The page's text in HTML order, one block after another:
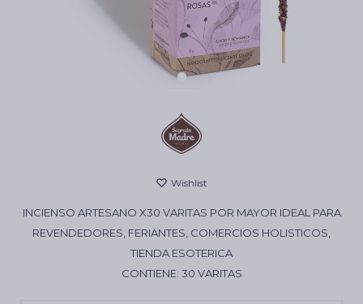
INCIENSO ARTESANO X30 VARITAS POR MAYOR IDEAL PARA
REVENDEDORES, FERIANTES, COMERCIOS HOLISTICOS,
TIENDA ESOTERICA
CONTIENE: 30 VARITAS
Artículos Esotéricos